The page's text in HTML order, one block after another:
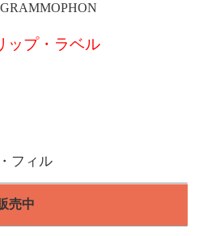
ップ・ラベル
フィル
売中